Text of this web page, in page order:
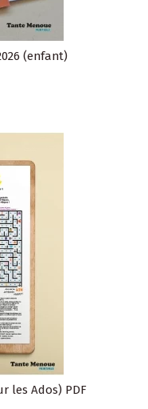
(enfant)
les Ados) PDF